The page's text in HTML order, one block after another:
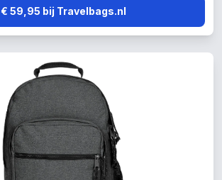
€ 59,95 bij Travelbags.nl